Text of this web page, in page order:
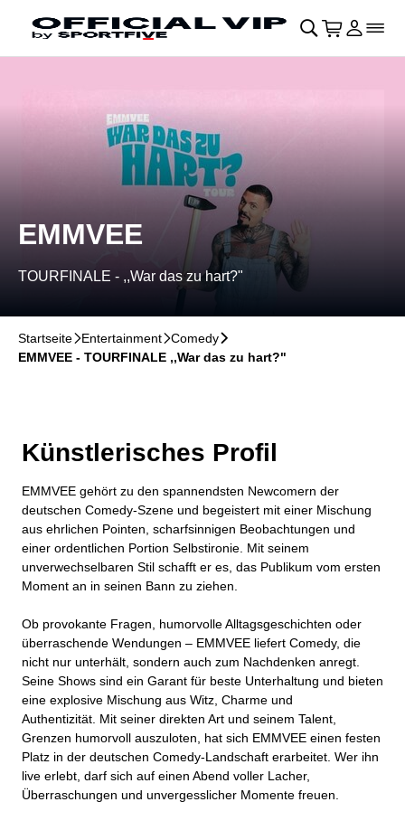
Navigation überspringen􀄫
􀊫 􀍩 Login
􀉩􀌇
EMMVEE
TOURFINALE - ,,War das zu hart?"
Startseite􀆊Entertainment􀆊Comedy􀆊
EMMVEE - TOURFINALE ,,War das zu hart?"
Künstlerisches Profil
EMMVEE gehört zu den spannendsten Newcomern der
deutschen Comedy-Szene und begeistert mit einer Mischung
aus ehrlichen Pointen, scharfsinnigen Beobachtungen und
einer ordentlichen Portion Selbstironie. Mit seinem
unverwechselbaren Stil schafft er es, das Publikum vom ersten
Moment an in seinen Bann zu ziehen.
Ob provokante Fragen, humorvolle Alltagsgeschichten oder
überraschende Wendungen – EMMVEE liefert Comedy, die
nicht nur unterhält, sondern auch zum Nachdenken anregt.
Seine Shows sind ein Garant für beste Unterhaltung und bieten
eine explosive Mischung aus Witz, Charme und
Authentizität. Mit seiner direkten Art und seinem Talent,
Grenzen humorvoll auszuloten, hat sich EMMVEE einen festen
Platz in der deutschen Comedy-Landschaft erarbeitet. Wer ihn
live erlebt, darf sich auf einen Abend voller Lacher,
Überraschungen und unvergesslicher Momente freuen.